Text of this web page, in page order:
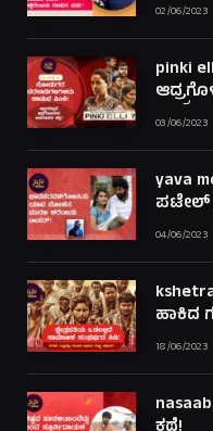
02/06/2023
pinki
03/06/2023
yava
ಪಟೇಲ್
04/06/2023
ಹಾಕಿದ
18/06/2023